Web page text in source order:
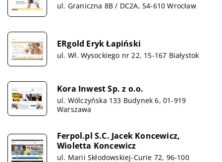
ul. Graniczna 8B / DC2A, 54-610 Wrocław
ERgold Eryk Łapiński
ul. Wł. Wysockiego nr 22, 15-167 Białystok
Kora Inwest Sp. z o.o.
ul. Wólczyńska 133 Budynek 6, 01-919
Warszawa
Ferpol.pl S.C. Jacek Koncewicz,
Wioletta Koncewicz
ul. Marii Skłodowskiej-Curie 72, 96-100